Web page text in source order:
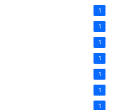
1
1
1
1
1
1
1